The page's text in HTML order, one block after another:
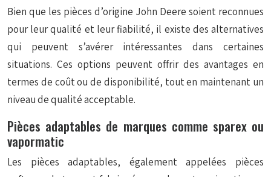
Bien que les pièces d’origine John Deere soient reconnues
pour leur qualité et leur fiabilité, il existe des alternatives
qui peuvent s’avérer intéressantes dans certaines
situations. Ces options peuvent offrir des avantages en
termes de coût ou de disponibilité, tout en maintenant un
niveau de qualité acceptable.
Pièces adaptables de marques comme sparex ou
vapormatic
Les pièces adaptables, également appelées pièces